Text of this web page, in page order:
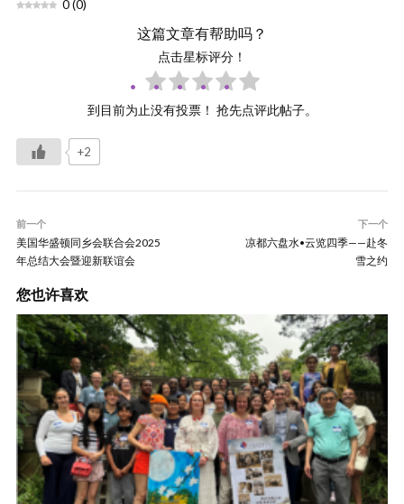
0(0)
这篇文章有帮助吗？
点击星标评分！
到目前为止没有投票！ 抢先点评此帖子。
+2
前一个
美国华盛顿同乡会联合会2025
年总结大会暨迎新联谊会
下一个
凉都六盘水•云览四季——赴冬
雪之约
您也许喜欢